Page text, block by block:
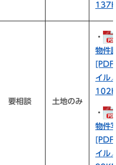
要相談 土地のみ
・
物件
[PDF
イル
・
物件
イル